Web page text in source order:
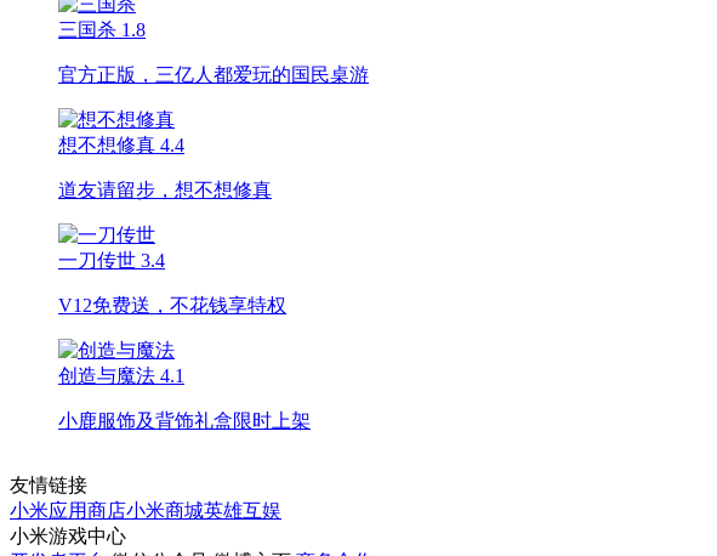
三国杀 1.8
官方正版，三亿人都爱玩的国民桌游
想不想修真 4.4
道友请留步，想不想修真
一刀传世 3.4
V12免费送，不花钱享特权
创造与魔法 4.1
小鹿服饰及背饰礼盒限时上架
友情链接
小米应用商店小米商城英雄互娱
小米游戏中心